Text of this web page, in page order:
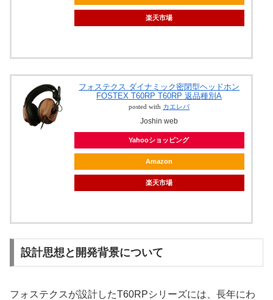
楽天市場
フォステクス ダイナミック密閉型ヘッドホン
FOSTEX T60RP T60RP 返品種別A
posted with カエレバ
Joshin web
Yahooショッピング
Amazon
楽天市場
設計思想と開発背景について
フォステクスが設計したT60RPシリーズには、長年にわ